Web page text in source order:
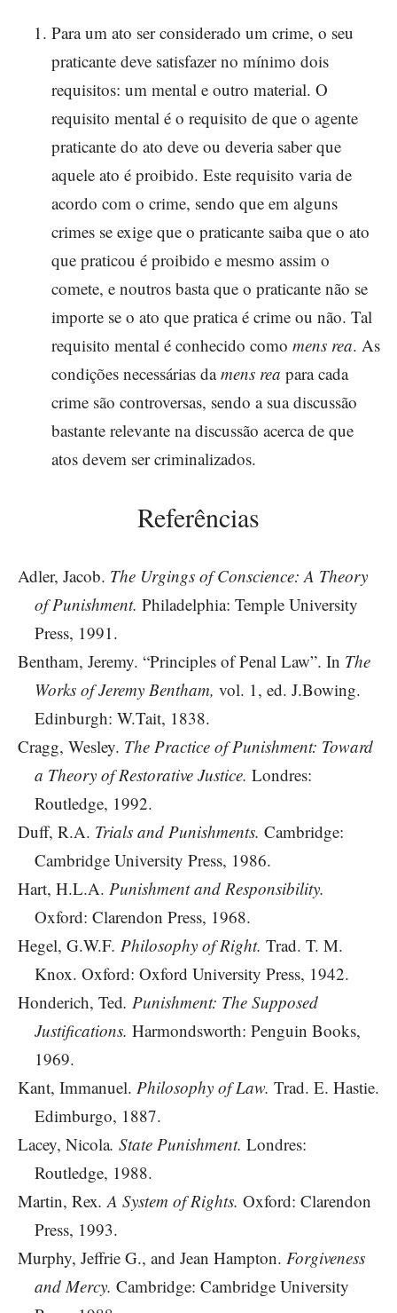
Para um ato ser considerado um crime, o seu
praticante deve satisfazer no mínimo dois
requisitos: um mental e outro material. O
requisito mental é o requisito de que o agente
praticante do ato deve ou deveria saber que
aquele ato é proibido. Este requisito varia de
acordo com o crime, sendo que em alguns
crimes se exige que o praticante saiba que o ato
que praticou é proibido e mesmo assim o
comete, e noutros basta que o praticante não se
importe se o ato que pratica é crime ou não. Tal
requisito mental é conhecido como mens rea. As
condições necessárias damens rea para cada
crime são controversas, sendo a sua discussão
bastante relevante na discussão acerca de que
atos devem ser criminalizados.
Referências
Adler, Jacob. The Urgings of Conscience: A Theory
of Punishment. Philadelphia: Temple University
Press, 1991.
Bentham, Jeremy. “Principles of Penal Law”. In The
Works of Jeremy Bentham, vol. 1, ed. J.Bowing.
Edinburgh: W.Tait, 1838.
Cragg, Wesley. The Practice of Punishment: Toward
a Theory of Restorative Justice. Londres:
Routledge, 1992.
Duff, R.A. Trials and Punishments. Cambridge:
Cambridge University Press, 1986.
Hart, H.L.A. Punishment and Responsibility.
Oxford: Clarendon Press, 1968.
Hegel, G.W.F. Philosophy of Right. Trad. T. M.
Knox. Oxford: Oxford University Press, 1942.
Honderich, Ted. Punishment: The Supposed
Justifications. Harmondsworth: Penguin Books,
1969.
Kant, Immanuel. Philosophy of Law. Trad. E. Hastie.
Edimburgo, 1887.
Lacey, Nicola. State Punishment. Londres:
Routledge, 1988.
Martin, Rex. A System of Rights. Oxford: Clarendon
Press, 1993.
Murphy, Jeffrie G., and Jean Hampton. Forgiveness
and Mercy. Cambridge: Cambridge University